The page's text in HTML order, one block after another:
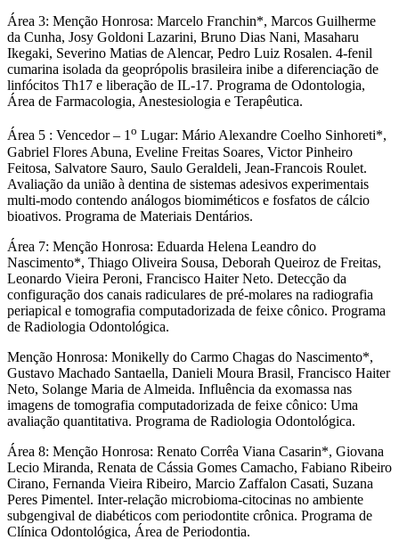
Área 3: Menção Honrosa: Marcelo Franchin*, Marcos Guilherme
da Cunha, Josy Goldoni Lazarini, Bruno Dias Nani, Masaharu
Ikegaki, Severino Matias de Alencar, Pedro Luiz Rosalen. 4-fenil
cumarina isolada da geoprópolis brasileira inibe a diferenciação de
linfócitos Th17 e liberação de IL-17. Programa de Odontologia,
Área de Farmacologia, Anestesiologia e Terapêutica.
Área 5 : Vencedor – 1o Lugar: Mário Alexandre Coelho Sinhoreti*,
Gabriel Flores Abuna, Eveline Freitas Soares, Victor Pinheiro
Feitosa, Salvatore Sauro, Saulo Geraldeli, Jean-Francois Roulet.
Avaliação da união à dentina de sistemas adesivos experimentais
multi-modo contendo análogos biomiméticos e fosfatos de cálcio
bioativos. Programa de Materiais Dentários.
Área 7: Menção Honrosa: Eduarda Helena Leandro do
Nascimento*, Thiago Oliveira Sousa, Deborah Queiroz de Freitas,
Leonardo Vieira Peroni, Francisco Haiter Neto. Detecção da
configuração dos canais radiculares de pré-molares na radiografia
periapical e tomografia computadorizada de feixe cônico. Programa
de Radiologia Odontológica.
Menção Honrosa: Monikelly do Carmo Chagas do Nascimento*,
Gustavo Machado Santaella, Danieli Moura Brasil, Francisco Haiter
Neto, Solange Maria de Almeida. Influência da exomassa nas
imagens de tomografia computadorizada de feixe cônico: Uma
avaliação quantitativa. Programa de Radiologia Odontológica.
Área 8: Menção Honrosa: Renato Corrêa Viana Casarin*, Giovana
Lecio Miranda, Renata de Cássia Gomes Camacho, Fabiano Ribeiro
Cirano, Fernanda Vieira Ribeiro, Marcio Zaffalon Casati, Suzana
Peres Pimentel. Inter-relação microbioma-citocinas no ambiente
subgengival de diabéticos com periodontite crônica. Programa de
Clínica Odontológica, Área de Periodontia.